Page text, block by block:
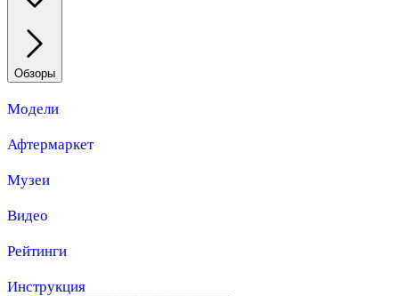
Обзоры
Модели
Афтермаркет
Музеи
Видео
Рейтинги
Инструкция